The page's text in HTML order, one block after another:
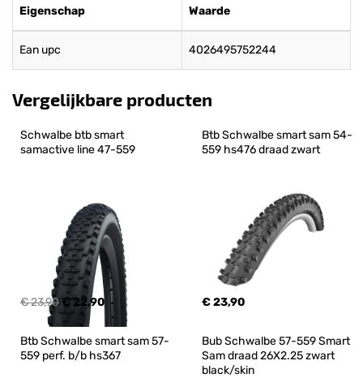
Eigenschap Waarde
Ean upc 4026495752244
Vergelijkbare producten
Schwalbe btb smart
samactive line 47-559
€ 23,90€ 22,90
Btb Schwalbe smart sam 54-
559 hs476 draad zwart
€ 23,90
Btb Schwalbe smart sam 57-
559 perf. b/b hs367
Bub Schwalbe 57-559 Smart
Sam draad 26X2.25 zwart
black/skin